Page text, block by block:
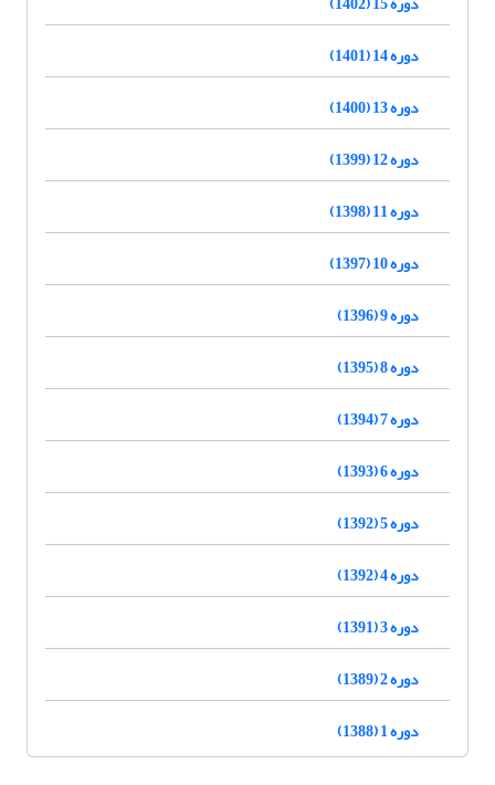
دوره 14 (1401)
دوره 13 (1400)
دوره 12 (1399)
دوره 11 (1398)
دوره 10 (1397)
دوره 9 (1396)
دوره 8 (1395)
دوره 7 (1394)
دوره 6 (1393)
دوره 5 (1392)
دوره 4 (1392)
دوره 3 (1391)
دوره 2 (1389)
دوره 1 (1388)